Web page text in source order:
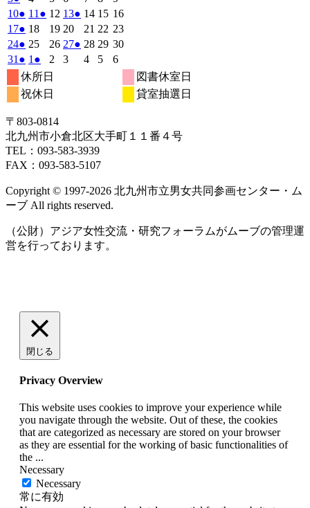
7
月
27
日
の
イ
ベ
ン
ト)
7
月
日
7
月
29
日
7
月
30
日
の
イ
ベ
ン
7
月
31
日
8
月
1
日
の
イ
ベ
ン
ト)
8
月
2
日
年
8
月
3
日
件
の
イ
ベ
ン
ト)
年
8
月
4
日
年
8
月
5
日
年
8
月
6
日
年
8
月
7
日
年
8
月
8
日
年
8
月
9
日
102026
年
8
月
10
日
● (1
件
の
イ
ベ
ン
ト)
11 2026
11
日
● (1
件
の
イ
ベ
ン
ト)
12 2026
年
8
月
12
132026
年
8
月
● (1
件
の
イ
142026
年
8
月
14
152026
年
8
月
15
162026
8
16
172026
年
8
月
17
日
● (1
件
の
イ
ベ
ン
182026
月
18
日
192026
年
8
202026
年
21 2026
年
8
22 2026
年
232026
年
月
242026
年
8
月
24
● (1
件
の
イ
ベ
ト)
252026
年
8
月
25
262026
年
272026
● (1
件
ト)
282026
年
292026
年
302026
8
月
31 2026
年
8
月
日
● (1
件
の
イ
ベ
ン
ト)
1 2026
年
9
月
日
●
件
の
イ
ベ
ン
ト)
2 2026
日
32026
42026
52026
62026
年
9
休所日
図書休室日
祝休日
貸室抽選日
〒803‐0814
北九州市小倉北区大手町１１番４号
TEL：093‐583‐3939
FAX：093‐583‐5107
Copyright © 1997‐2026 北九州市立男女共同参画センター・ム
ーブ All rights reserved.
（公財）アジア女性交流・研究フォーラムがムーブの管理運
営を行っております。
閉じる
Privacy Overview
This website uses cookies to improve your experience while
you navigate through the website. Out of these, the cookies
that are categorized as necessary are stored on your browser
as they are essential for the working of basic functionalities of
the ...
Necessary
Necessary
常に有効